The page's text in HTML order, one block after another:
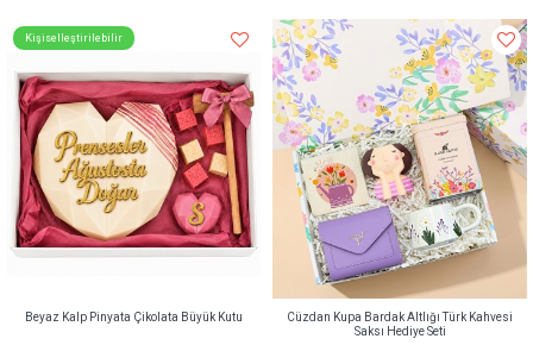
Kişiselleştirilebilir
Beyaz Kalp Pinyata Çikolata Büyük Kutu
Cüzdan Kupa Bardak Altlığı Türk Kahvesi
Saksı Hediye Seti